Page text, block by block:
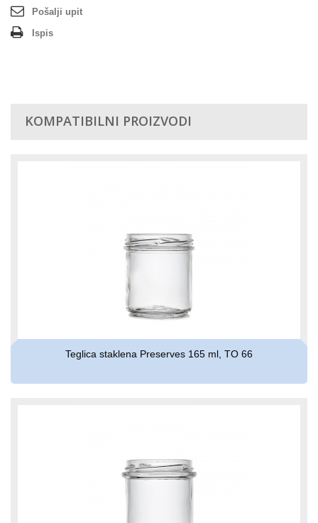
Pošalji upit
Ispis
KOMPATIBILNI PROIZVODI
Teglica staklena Preserves 165 ml, TO 66